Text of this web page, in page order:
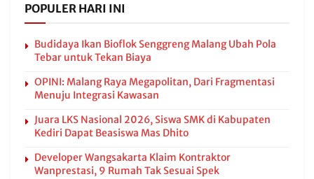
POPULER HARI INI
Budidaya Ikan Bioflok Senggreng Malang Ubah Pola
Tebar untuk Tekan Biaya
OPINI: Malang Raya Megapolitan, Dari Fragmentasi
Menuju Integrasi Kawasan
Juara LKS Nasional 2026, Siswa SMK di Kabupaten
Kediri Dapat Beasiswa Mas Dhito
Developer Wangsakarta Klaim Kontraktor
Wanprestasi, 9 Rumah Tak Sesuai Spek